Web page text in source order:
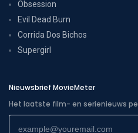
Obsession
Evil Dead Burn
Corrida Dos Bichos
Supergirl
Nieuwsbrief MovieMeter
Het laatste film- en serienieuws